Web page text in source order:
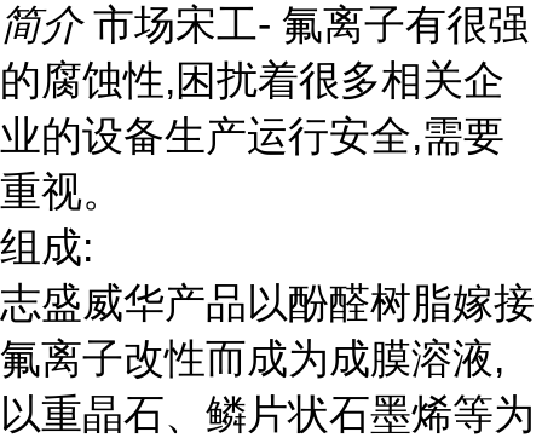
简介 市场宋工- 氟离子有很强
的腐蚀性,困扰着很多相关企
业的设备生产运行安全,需要
重视。
组成:
志盛威华产品以酚醛树脂嫁接
氟离子改性而成为成膜溶液,
以重晶石、鳞片状石墨烯等为